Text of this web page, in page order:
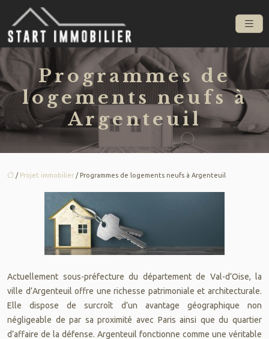
Programmes de
logements neufs à
Argenteuil
/ Projet immobilier / Programmes de logements neufs à Argenteuil
Actuellement sous-préfecture du département de Val-d’Oise, la
ville d’Argenteuil offre une richesse patrimoniale et architecturale.
Elle dispose de surcroît d’un avantage géographique non
négligeable de par sa proximité avec Paris ainsi que du quartier
d’affaire de la défense. Argenteuil fonctionne comme une véritable